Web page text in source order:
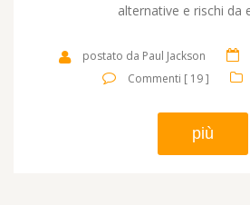
alternative e rischi da
postato da Paul Jackson
Commenti [ 19 ]
più